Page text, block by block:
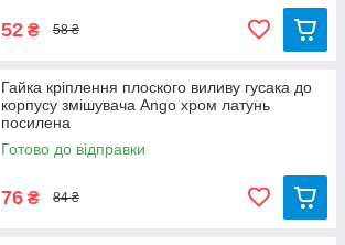
52 ₴ 58 ₴
Гайка кріплення плоского виливу гусака до
корпусу змішувача Ango хром латунь
посилена
Готово до відправки
76 ₴ 84 ₴